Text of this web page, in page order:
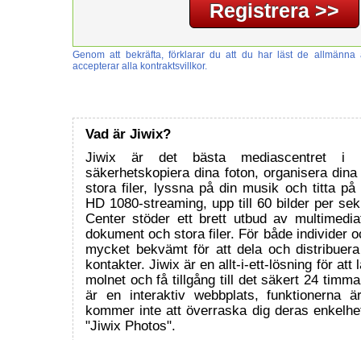
Genom att bekräfta, förklarar du att du har läst de allmänna
accepterar alla kontraktsvillkor.
Vad är Jiwix?
Jiwix är det bästa mediascentret i
säkerhetskopiera dina foton, organisera
stora filer, lyssna på din musik och titta
HD 1080-streaming, upp till 60 bilder per
Center stöder ett brett utbud av
dokument och stora filer. För både individer
mycket bekvämt för att dela och
kontakter. Jiwix är en allt-i-ett-lösning för att
molnet och få tillgång till det säkert 24
är en interaktiv webbplats, funktionerna
kommer inte att överraska dig deras
"Jiwix Photos".